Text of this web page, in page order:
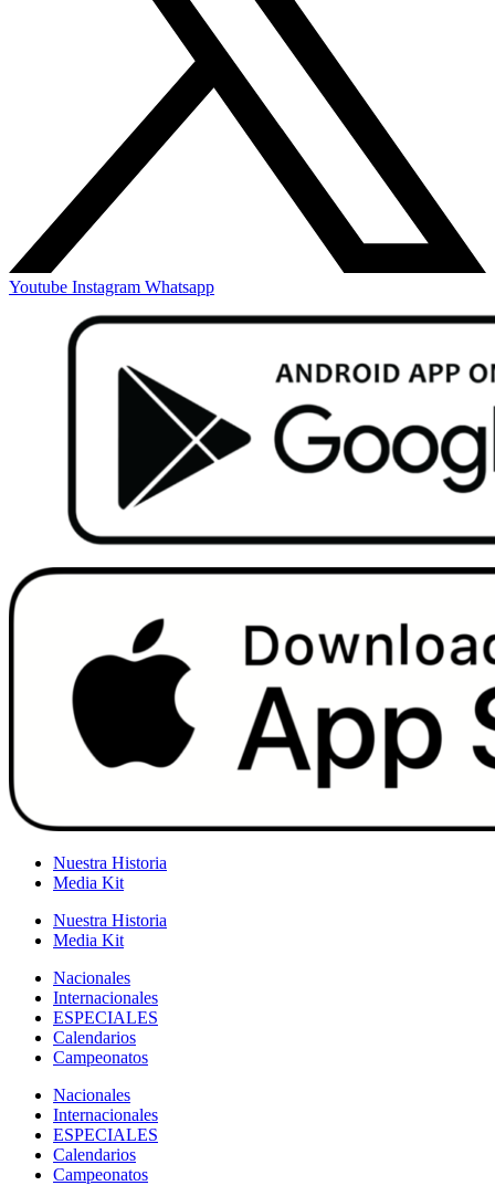
Youtube Instagram Whatsapp
Nuestra Historia
Media Kit
Nuestra Historia
Media Kit
Nacionales
Internacionales
ESPECIALES
Calendarios
Campeonatos
Nacionales
Internacionales
ESPECIALES
Calendarios
Campeonatos